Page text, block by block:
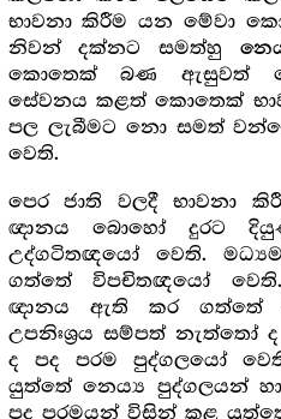
භාවනා කිරීම යන මේවා
නිවන් දක්නට සමත්හු
කොතෙක් බණ ඇසුවත්
සේවනය කළත් කොතෙක්
පල ලැබීමට නො සමත්
වෙති.
පෙර ජාති වලදී භාවනා
ඥානය බොහෝ දුරට
උද්ගටිතඥයෝ වෙති.
ගත්තේ විපචිතඥයෝ
ඥානය ඇති කර ගත්තේ
උපනිඃශ්‍රය සම්පත් නැත්තෝ
ද පද පරම පුද්ගලයෝ
යුත්තේ නෙය්‍ය පුද්ගලයන්
පද පරමයන් විසින් කළ